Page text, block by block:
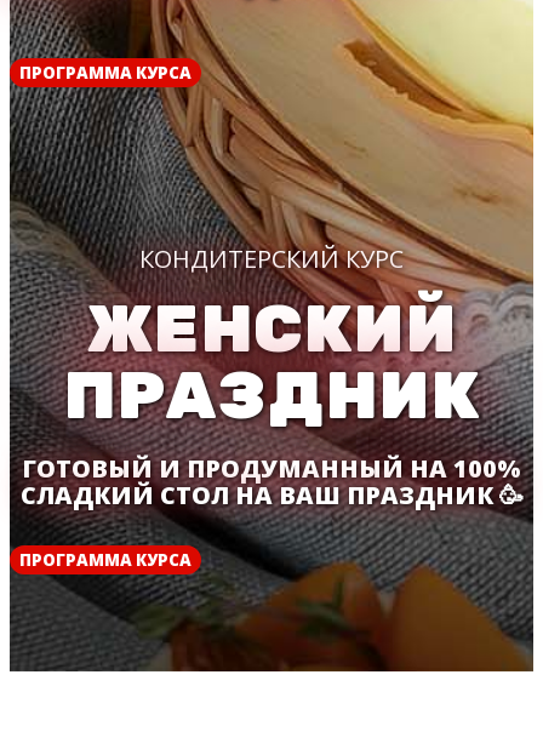
ПРОГРАММА КУРСА
КОНДИТЕРСКИЙ КУРС
ЖЕНСКИЙ
ПРАЗДНИК
ГОТОВЫЙ И ПРОДУМАННЫЙ НА 100%
СЛАДКИЙ СТОЛ НА ВАШ ПРАЗДНИК 🥳
ПРОГРАММА КУРСА